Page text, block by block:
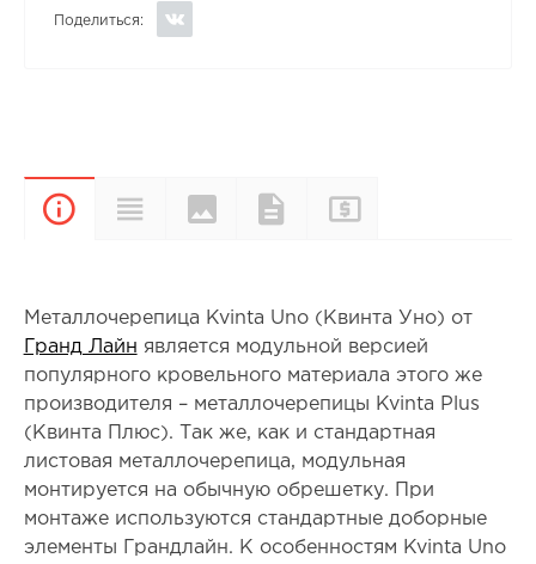
Поделиться:
ОписаниеХарактеристики
Цвета и
покрытия
Документы
Металлочерепица Kvinta Uno (Квинта Уно) от
Гранд Лайн является модульной версией
популярного кровельного материала этого же
производителя – металлочерепицы Kvinta Plus
(Квинта Плюс). Так же, как и стандартная
листовая металлочерепица, модульная
монтируется на обычную обрешетку. При
монтаже используются стандартные доборные
элементы Грандлайн. К особенностям Kvinta Uno